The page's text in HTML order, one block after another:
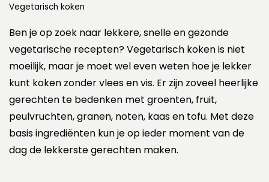
Vegetarisch koken
Ben je op zoek naar lekkere, snelle en gezonde
vegetarische recepten? Vegetarisch koken is niet
moeilijk, maar je moet wel even weten hoe je lekker
kunt koken zonder vlees en vis. Er zijn zoveel heerlijke
gerechten te bedenken met groenten, fruit,
peulvruchten, granen, noten, kaas en tofu. Met deze
basis ingrediënten kun je op ieder moment van de
dag de lekkerste gerechten maken.